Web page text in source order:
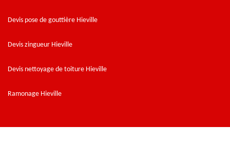
Devis pose de gouttière Hieville
Devis zingueur Hieville
Devis nettoyage de toiture Hieville
Ramonage Hieville